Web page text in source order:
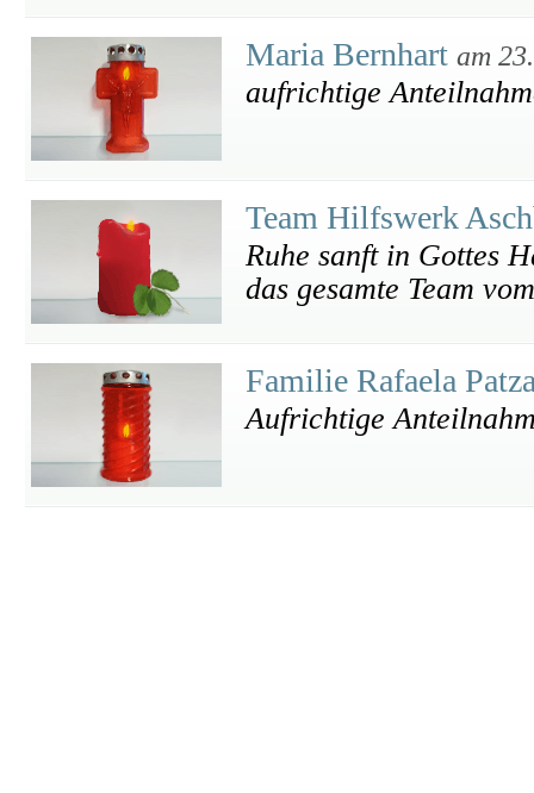
Maria Bernhart am
aufrichtige
Team Hilfswerk
Ruhe sanft in Gottes
das gesamte Team
Familie Rafaela
Aufrichtige